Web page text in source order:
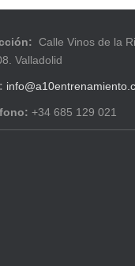
Calle Vinos de la
Valladolid
+34 685 129 021